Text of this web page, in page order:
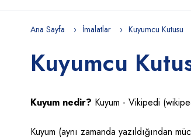
Ana Sayfa İmalatlar Kuyumcu Kutusu
Kuyumcu
Kuyum nedir? Kuyum - Vikipedi
Kuyum (aynı zamanda yazıldığından